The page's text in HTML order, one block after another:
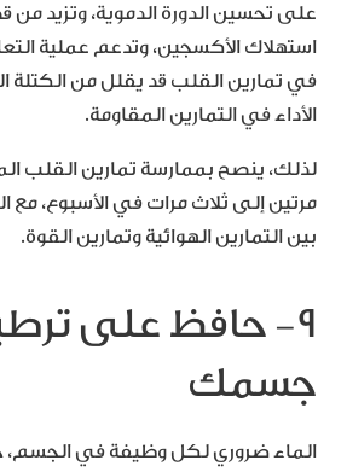
على تحسين الدورة الدموية، وتزيد
استهلاك الأكسجين، وتدعم عملية
في تمارين القلب قد يقلل من الكتلة
الأداء في التمارين المقاومة.
لذلك، ينصح بممارسة تمارين القلب
مرتين إلى ثلاث مرات في الأسبوع، مع
بين التمارين الهوائية وتمارين القوة.
9- حافظ على
جسمك
الماء ضروري لكل وظيفة في الجسم،